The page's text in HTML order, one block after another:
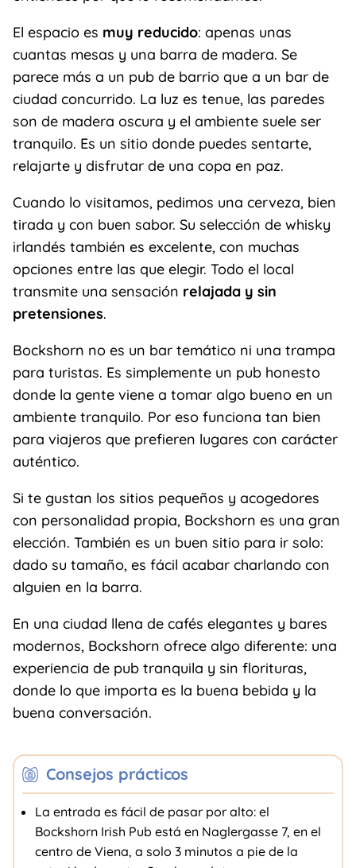
El espacio es muy reducido: apenas unas
cuantas mesas y una barra de madera. Se
parece más a un pub de barrio que a un bar de
ciudad concurrido. La luz es tenue, las paredes
son de madera oscura y el ambiente suele ser
tranquilo. Es un sitio donde puedes sentarte,
relajarte y disfrutar de una copa en paz.
Cuando lo visitamos, pedimos una cerveza, bien
tirada y con buen sabor. Su selección de whisky
irlandés también es excelente, con muchas
opciones entre las que elegir. Todo el local
transmite una sensación relajada y sin
pretensiones.
Bockshorn no es un bar temático ni una trampa
para turistas. Es simplemente un pub honesto
donde la gente viene a tomar algo bueno en un
ambiente tranquilo. Por eso funciona tan bien
para viajeros que prefieren lugares con carácter
auténtico.
Si te gustan los sitios pequeños y acogedores
con personalidad propia, Bockshorn es una gran
elección. También es un buen sitio para ir solo:
dado su tamaño, es fácil acabar charlando con
alguien en la barra.
En una ciudad llena de cafés elegantes y bares
modernos, Bockshorn ofrece algo diferente: una
experiencia de pub tranquila y sin florituras,
donde lo que importa es la buena bebida y la
buena conversación.
Consejos prácticos
La entrada es fácil de pasar por alto: el
Bockshorn Irish Pub está en Naglergasse 7, en el
centro de Viena, a solo 3 minutos a pie de la